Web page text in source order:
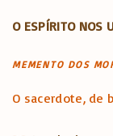
O ESPÍRITO NOS
MEMENTO DOS
O sacerdote, de